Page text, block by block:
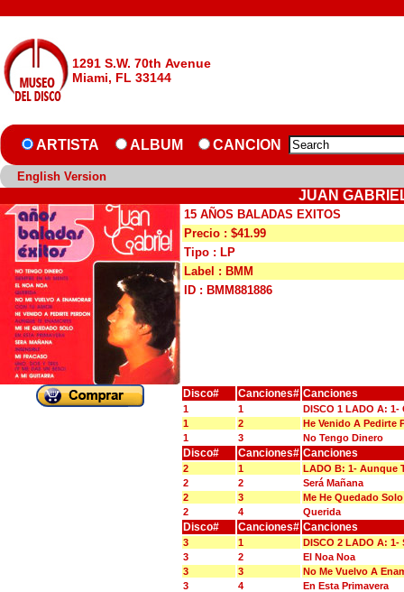
1291 S.W. 70th Avenue
Miami, FL 33144
ARTISTA ALBUM CANCION
English Version
JUAN
15 AÑOS BALADAS EXITOS
Precio : $41.99
Tipo : LP
Label : BMM
ID : BMM881886
Disco# Canciones# Canciones
1 1
DISCO 1 LADO A: 1-
1
2
He Venido A Pedirte
1
3 No Tengo Dinero
Disco# Canciones# Canciones
2 1
LADO B: 1- Aunque
2
2
Será Mañana
2
3
Me He Quedado Solo
2
4 Querida
Disco# Canciones# Canciones
3 1
DISCO 2 LADO A: 1-
3
2
El Noa Noa
3
3
No Me Vuelvo A
3
4 En Esta Primavera